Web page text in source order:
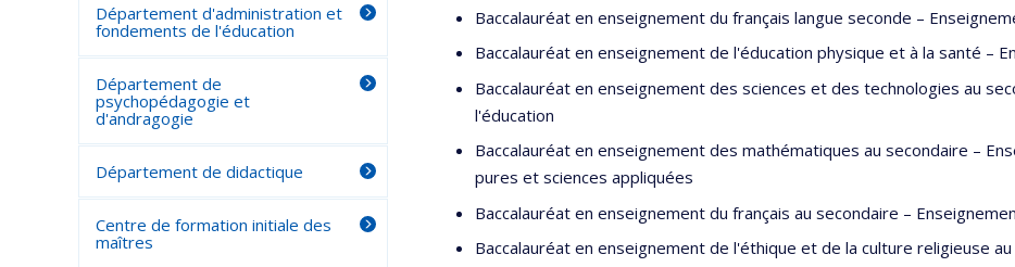
Baccalauréat en enseignement du français langue seconde –
Baccalauréat en enseignement de l'éducation physique et à la santé –
Baccalauréat en enseignement des sciences et des technologies au
l'éducation
Baccalauréat en enseignement des mathématiques au secondaire –
pures et sciences appliquées
Baccalauréat en enseignement du français au secondaire –
Baccalauréat en enseignement de l'éthique et de la culture religieuse
Département d'administration et
fondements de l'éducation
Département de
psychopédagogie et
d'andragogie
Département de didactique
Centre de formation initiale des
maîtres